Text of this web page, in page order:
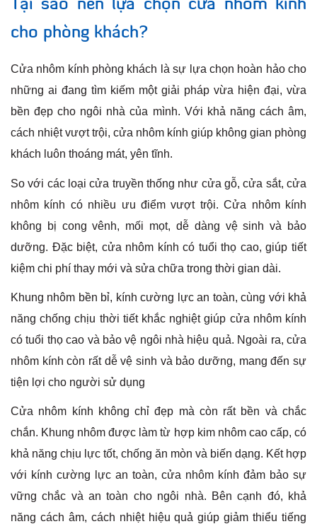
Tại sao nên lựa chọn cửa nhôm kính
cho phòng khách?
Cửa nhôm kính phòng khách là sự lựa chọn hoàn hảo cho
những ai đang tìm kiếm một giải pháp vừa hiện đại, vừa
bền đẹp cho ngôi nhà của mình. Với khả năng cách âm,
cách nhiệt vượt trội, cửa nhôm kính giúp không gian phòng
khách luôn thoáng mát, yên tĩnh.
So với các loại cửa truyền thống như cửa gỗ, cửa sắt, cửa
nhôm kính có nhiều ưu điểm vượt trội. Cửa nhôm kính
không bị cong vênh, mối mọt, dễ dàng vệ sinh và bảo
dưỡng. Đặc biệt, cửa nhôm kính có tuổi thọ cao, giúp tiết
kiệm chi phí thay mới và sửa chữa trong thời gian dài.
Khung nhôm bền bỉ, kính cường lực an toàn, cùng với khả
năng chống chịu thời tiết khắc nghiệt giúp cửa nhôm kính
có tuổi thọ cao và bảo vệ ngôi nhà hiệu quả. Ngoài ra, cửa
nhôm kính còn rất dễ vệ sinh và bảo dưỡng, mang đến sự
tiện lợi cho người sử dụng
Cửa nhôm kính không chỉ đẹp mà còn rất bền và chắc
chắn. Khung nhôm được làm từ hợp kim nhôm cao cấp, có
khả năng chịu lực tốt, chống ăn mòn và biến dạng. Kết hợp
với kính cường lực an toàn, cửa nhôm kính đảm bảo sự
vững chắc và an toàn cho ngôi nhà. Bên cạnh đó, khả
năng cách âm, cách nhiệt hiệu quả giúp giảm thiểu tiếng